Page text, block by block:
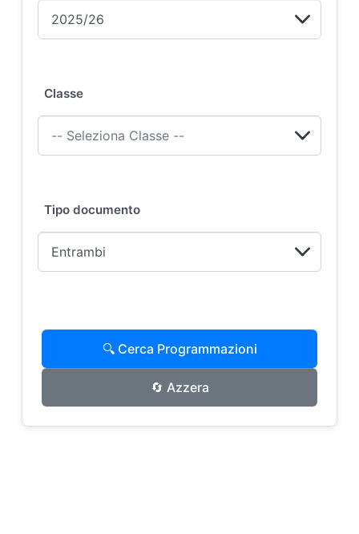
Classe
Tipo documento
🔍 Cerca Programmazioni
🔄 Azzera